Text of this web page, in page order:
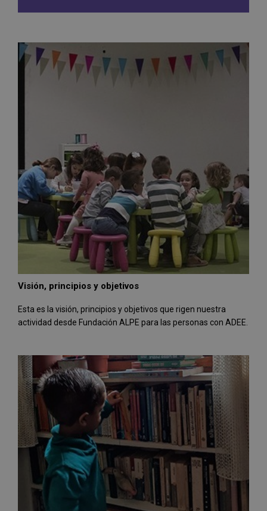
Visión, principios y objetivos
Esta es la visión, principios y objetivos que rigen nuestra
actividad desde Fundación ALPE para las personas con ADEE.